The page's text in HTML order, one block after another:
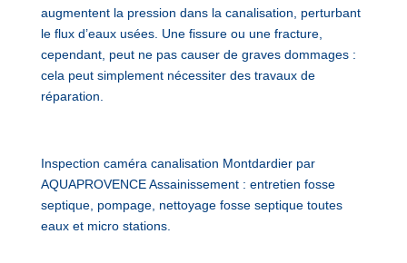
augmentent la pression dans la canalisation, perturbant
le flux d’eaux usées. Une fissure ou une fracture,
cependant, peut ne pas causer de graves dommages :
cela peut simplement nécessiter des travaux de
réparation.
Inspection caméra canalisation Montdardier par
AQUAPROVENCE Assainissement : entretien fosse
septique, pompage, nettoyage fosse septique toutes
eaux et micro stations.